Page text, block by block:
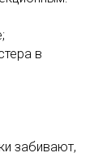
в
забивают,